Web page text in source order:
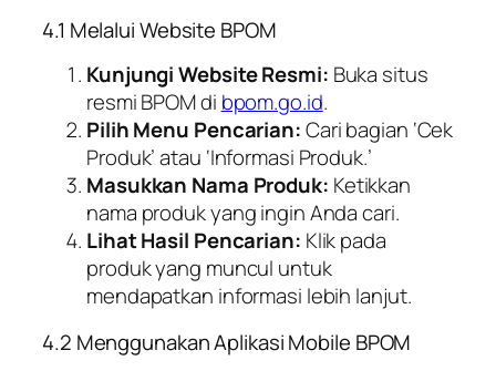
4.1 Melalui Website BPOM
Kunjungi Website Resmi: Buka situs
resmi BPOM di bpom.go.id.
Pilih Menu Pencarian:Cari bagian ‘Cek
Produk’ atau ‘Informasi Produk.’
Masukkan Nama Produk: Ketikkan
nama produk yang ingin Anda cari.
Lihat Hasil Pencarian: Klik pada
produk yang muncul untuk
mendapatkan informasi lebih lanjut.
4.2 Menggunakan Aplikasi Mobile BPOM